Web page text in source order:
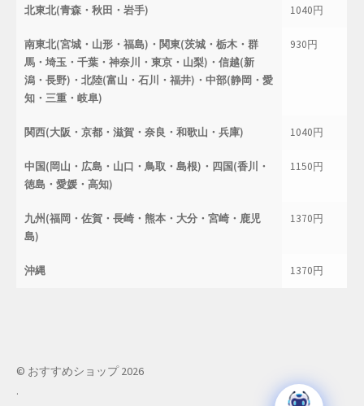
北東北(青森・秋田・岩手) 1040円
南東北(宮城・山形・福島)・関東(茨城・栃木・群
馬・埼玉・千葉・神奈川・東京・山梨)・信越(新
潟・長野)・北陸(富山・石川・福井)・中部(静岡・愛
知・三重・岐阜)
930円
関西(大阪・京都・滋賀・奈良・和歌山・兵庫) 1040円
中国(岡山・広島・山口・鳥取・島根)・四国(香川・
徳島・愛媛・高知)
1150円
九州(福岡・佐賀・長崎・熊本・大分・宮崎・鹿児
島)
1370円
沖縄 1370円
© おすすめショップ 2026
.